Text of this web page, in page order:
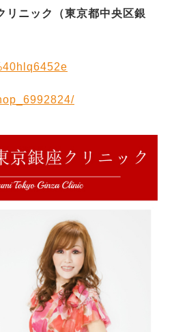
リニック（東京都中央区銀